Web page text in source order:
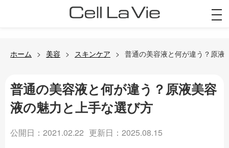
ホーム 美容 スキンケア 普通の美容液と何が違う？原液
普通の美容液と何が違う？原液美容
液の魅力と上手な選び方
公開日：2021.02.22 更新日：2025.08.15